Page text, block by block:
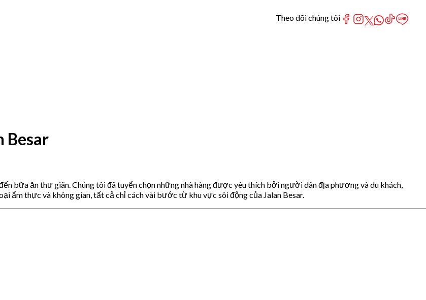
Besar
bữa ăn thư giãn. Chúng tôi đã tuyển chọn những nhà hàng được yêu thích bởi người dân địa phương và du khách,
ẩm thực và không gian, tất cả chỉ cách vài bước từ khu vực sôi động của Jalan Besar.
Theo dõi chúng tôi